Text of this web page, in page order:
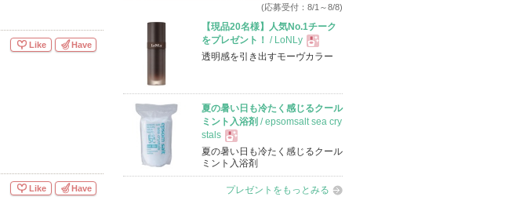
Like Have
Like Have
(応募受付：8/1～8/8)
【現品20名様】人気No.1チーク
をプレゼント！
/ LoNLy
現
品
透明感を引き出すモーヴカラー
夏の暑い日も冷たく感じるクール
ミント入浴剤 / epsomsalt sea cry
stals
現
品
夏の暑い日も冷たく感じるクール
ミント入浴剤
プレゼントをもっとみる